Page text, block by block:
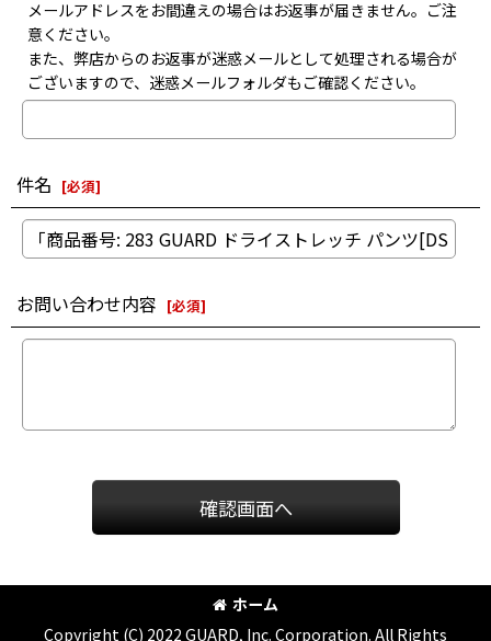
メールアドレスをお間違えの場合はお返事が届きません。ご注
意ください。
また、弊店からのお返事が迷惑メールとして処理される場合が
ございますので、迷惑メールフォルダもご確認ください。
件名 [必須]
お問い合わせ内容 [必須]
確認画面へ
ホーム
Copyright (C) 2022 GUARD, Inc. Corporation. All Rights